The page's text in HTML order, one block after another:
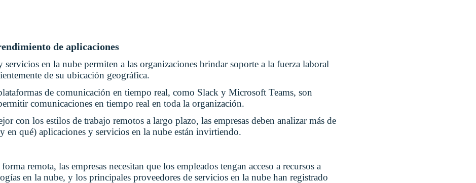
de aplicaciones
servicios en la nube permiten a las organizaciones brindar soporte a la fuerza laboral
de su ubicación geográfica.
de comunicación en tiempo real, como Slack y Microsoft Teams, son
comunicaciones en tiempo real en toda la organización.
con los estilos de trabajo remotos a largo plazo, las empresas deben analizar más de
en qué) aplicaciones y servicios en la nube están invirtiendo.
remota, las empresas necesitan que los empleados tengan acceso a recursos a
en la nube, y los principales proveedores de servicios en la nube han registrado